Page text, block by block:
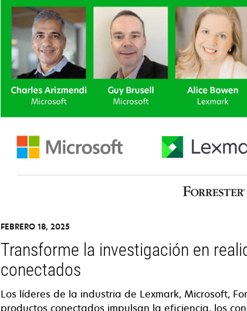
FEBRERO 18, 2025
Transforme la investigación en
conectados
Los líderes de la industria de Lexmark, Microsoft,
productos conectados impulsan la eficiencia, los